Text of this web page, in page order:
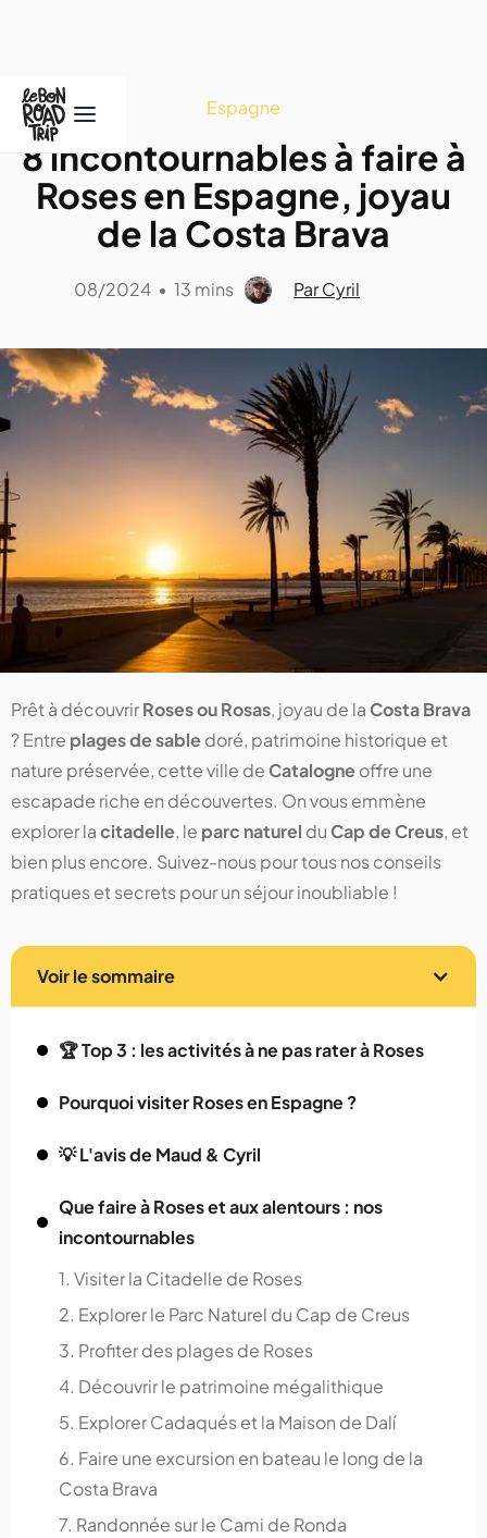
Espagne
8 incontournables à faire à
Roses en Espagne, joyau
de la Costa Brava
08/2024 • 13 mins Par Cyril
Prêt à découvrirRoses ou Rosas, joyau de la Costa Brava
? Entre plages de sabledoré, patrimoine historique et
nature préservée, cette ville de Catalogneoffre une
escapade riche en découvertes. On vous emmène
explorer lacitadelle, le parc naturel du Cap de Creus, et
bien plus encore. Suivez-nous pour tous nos conseils
pratiques et secrets pour un séjour inoubliable !
Voir le sommaire
🏆 Top 3 : les activités à ne pas rater à Roses
Pourquoi visiter Roses en Espagne ?
💡 L'avis de Maud & Cyril
Que faire à Roses et aux alentours : nos
incontournables
1. Visiter la Citadelle de Roses
2. Explorer le Parc Naturel du Cap de Creus
3. Profiter des plages de Roses
4. Découvrir le patrimoine mégalithique
5. Explorer Cadaqués et la Maison de Dalí
6. Faire une excursion en bateau le long de la
Costa Brava
7. Randonnée sur le Cami de Ronda